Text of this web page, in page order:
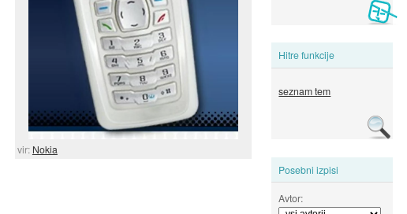
Hitre funkcije
seznam tem
Posebni izpisi
Avtor:
vir: Nokia